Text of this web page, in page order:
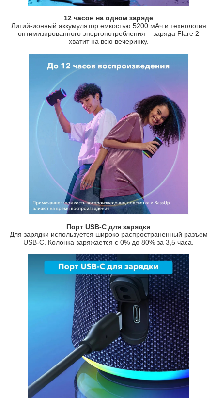
12 часов на одном заряде
Литий-ионный аккумулятор емкостью 5200 мАч и технология
оптимизированного энергопотребления – заряда Flare 2
хватит на всю вечеринку.
Порт USB-C для зарядки
Для зарядки используется широко распространенный разъем
USB-C. Колонка заряжается с 0% до 80% за 3,5 часа.